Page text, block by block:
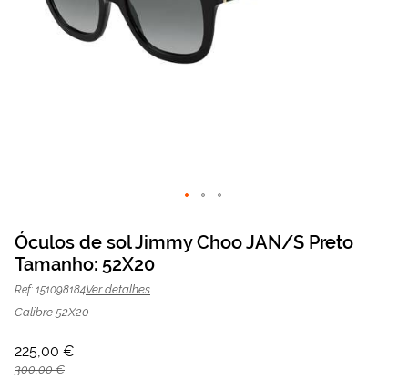
Óculos de sol Jimmy Choo JAN/S
Preto | Mais Optica
para
o
início
Galeria
de
Óculos de sol Jimmy Choo JAN/S Preto
Tamanho: 52X20
Ref: 151098184Ver detalhes
Calibre 52X20
225,00 €
300,00 €